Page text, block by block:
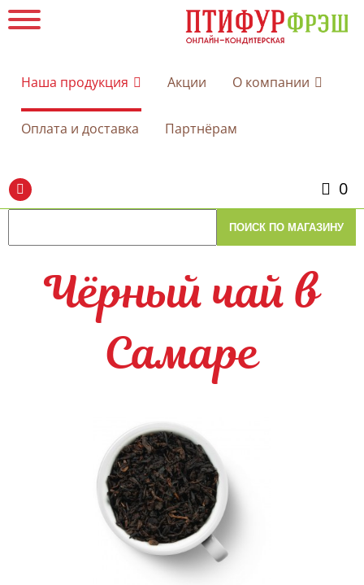
Наша продукция Акции О компании
Оплата и доставка Партнёрам
0
Чёрный чай в
Самаре